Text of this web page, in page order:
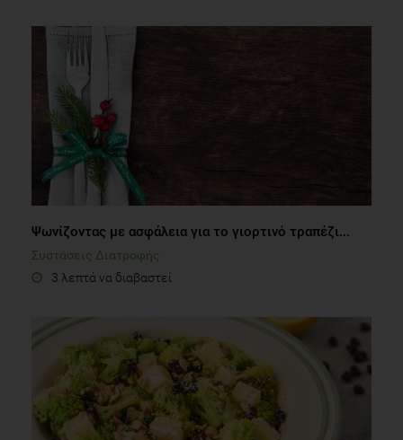
Ψωνίζοντας με ασφάλεια για το γιορτινό τραπέζι...
Συστάσεις Διατροφής
3 λεπτά να διαβαστεί